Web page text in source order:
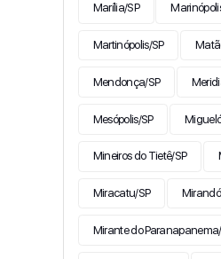
Marília/SP
Martinópolis/SP
Mendonça/SP
Mesópolis/SP
Mineiros do Tietê/SP
Miracatu/SP
Mirante do